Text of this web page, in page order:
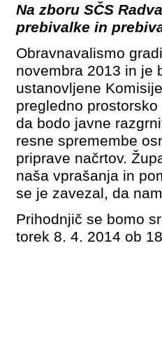
Na zboru SČS
prebivalke in
Obravnavalismo
novembra 2013 in je
ustanovljene
pregledno
da bodo javne
resne spremembe
priprave načrtov.
naša vprašanja in
se je zavezal, da
Prihodnjič se bomo
torek 8. 4. 2014 ob